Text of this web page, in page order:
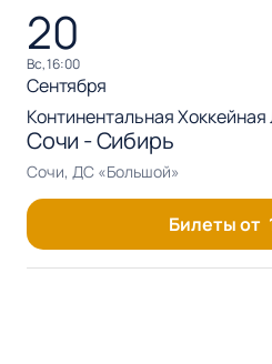
20
вс, 16:00
Сентября
Континентальная Хоккейная
Сочи - Сибирь
Сочи, ДС «Большой»
Билеты от